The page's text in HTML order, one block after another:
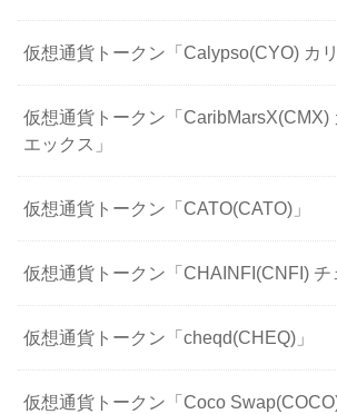
仮想通貨トークン「Calypso(CYO) カリ
仮想通貨トークン「CaribMarsX(CMX)
エックス」
仮想通貨トークン「CATO(CATO)」
仮想通貨トークン「CHAINFI(CNFI) チ
仮想通貨トークン「cheqd(CHEQ)」
仮想通貨トークン「Coco